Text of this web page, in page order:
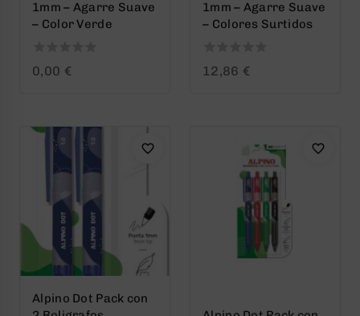
1mm – Agarre Suave
– Color Verde
0
0,00 €
1mm – Agarre Suave
– Colores Surtidos
012,86 €
Alpino Dot Pack con